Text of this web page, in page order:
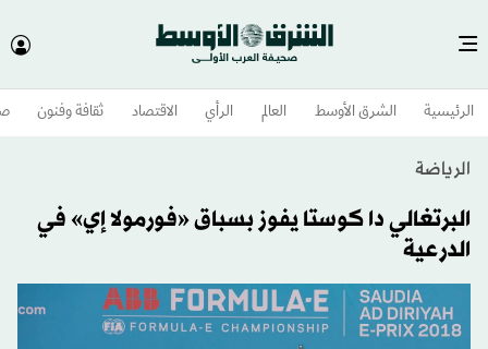
الرئيسية الشرق الأوسط​ العالم الرأي الاقتصاد ثقافة وفنون
الرياضة
البرتغالي دا كوستا يفوز بسباق «فورمولا إي» في
الدرعية